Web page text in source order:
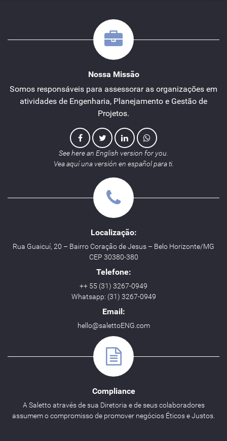
Nossa Missão
Somos responsáveis para assessorar as organizações em
atividades de Engenharia, Planejamento e Gestão de
Projetos.
See here an English version for you.
Vea aquí una versión en español para ti.
Localização:
Rua Guaicuí, 20 – Bairro Coração de Jesus – Belo Horizonte/MG
CEP 30380-380
Telefone:
++ 55 (31) 3267-0949
Whatsapp: (31) 3267-0949
Email:
hello@salettoENG.com
Compliance
A Saletto através de sua Diretoria e de seus colaboradores
assumem o compromisso de promover negócios Éticos e Justos.